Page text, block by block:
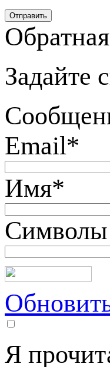
Задайте
Email*
Имя*
Символы
Я